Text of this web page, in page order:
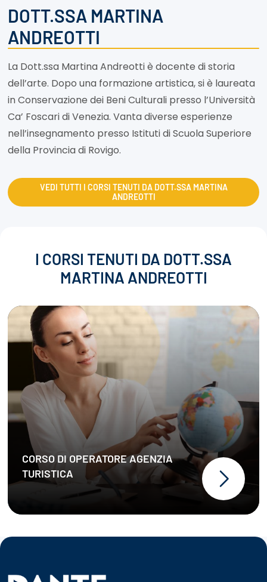
DOTT.SSA MARTINA
ANDREOTTI
La Dott.ssa Martina Andreotti è docente di storia
dell’arte. Dopo una formazione artistica, si è laureata
in Conservazione dei Beni Culturali presso l’Università
Ca’ Foscari di Venezia. Vanta diverse esperienze
nell’insegnamento presso Istituti di Scuola Superiore
della Provincia di Rovigo.
VEDI TUTTI I CORSI TENUTI DA DOTT.SSA MARTINA
ANDREOTTI
I CORSI TENUTI DA DOTT.SSA
MARTINA ANDREOTTI
CORSO DI OPERATORE AGENZIA
TURISTICA